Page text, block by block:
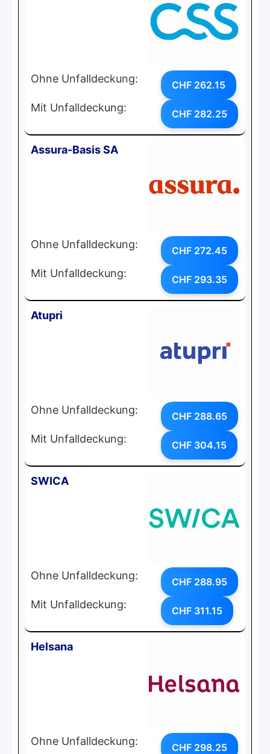
Ohne Unfalldeckung: CHF 262.15
Mit Unfalldeckung: CHF 282.25
Assura-Basis SA
Ohne Unfalldeckung: CHF 272.45
Mit Unfalldeckung: CHF 293.35
Atupri
Ohne Unfalldeckung: CHF 288.65
Mit Unfalldeckung: CHF 304.15
SWICA
Ohne Unfalldeckung: CHF 288.95
Mit Unfalldeckung: CHF 311.15
Helsana
Ohne Unfalldeckung: CHF 298.25